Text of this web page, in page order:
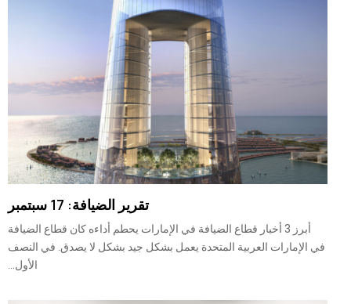
تقرير الضيافة: 17 سبتمبر
أبرز 3 أخبار قطاع الضيافة في الإمارات يحطم أداءه كان قطاع الضيافة
في الإمارات العربية المتحدة يعمل بشكل جيد بشكل لا يصدق. في النصف
الأول...